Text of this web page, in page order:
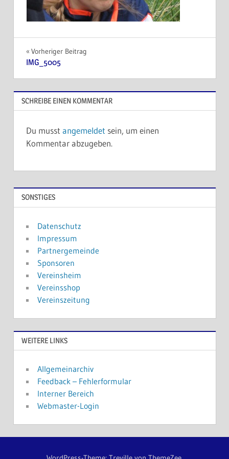
Beitragsnavigation
Vorheriger Beitrag
IMG_5005
SCHREIBE EINEN KOMMENTAR
Du musst angemeldet sein, um einen
Kommentar abzugeben.
SONSTIGES
Datenschutz
Impressum
Partnergemeinde
Sponsoren
Vereinsheim
Vereinsshop
Vereinszeitung
WEITERE LINKS
Allgemeinarchiv
Feedback – Fehlerformular
Interner Bereich
Webmaster-Login